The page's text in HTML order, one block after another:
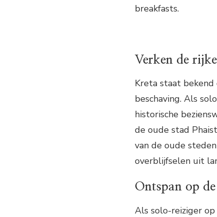
breakfasts.
Verken de
Kreta staat
beschaving. Als
historische
de oude stad
van de oude
overblijfselen uit
Ontspan op
Als solo-reiziger